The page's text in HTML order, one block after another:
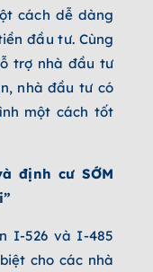
cách dễ dàng
đầu tư. Cùng
trợ nhà đầu tư
nhà đầu tư có
một cách tốt
định cư SỚM
I-526 và I-485
cho các nhà